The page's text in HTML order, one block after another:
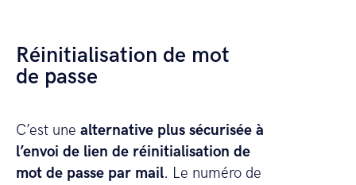
Réinitialisation de mot
de passe
C’est une alternative plus sécurisée à
l’envoi de lien de réinitialisation de
mot de passe par mail. Le numéro de